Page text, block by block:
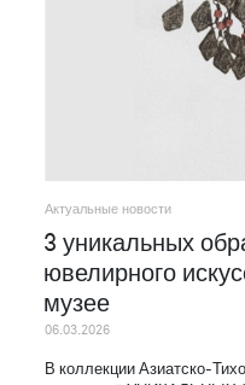
Актуальные новости
3 уникальных
ювелирного
музее
06.03.2026
В коллекции Азиатско-